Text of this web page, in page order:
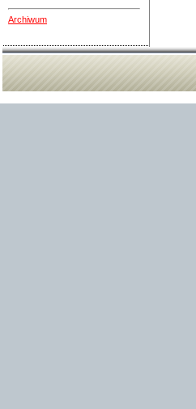
Archiwum